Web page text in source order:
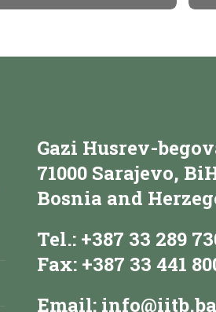
Gazi Husrev-
71000 Sarajevo,
Bosnia and
Tel.: +387 33 289
Fax: +387 33 441
Email: info@iitb.ba